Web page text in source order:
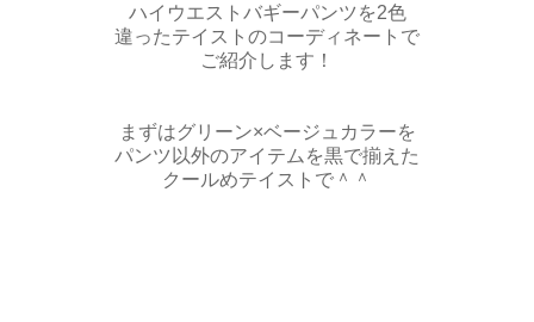
ハイウエストバギーパンツを2色
違ったテイストのコーディネートで
ご紹介します！
まずはグリーン×ベージュカラーを
パンツ以外のアイテムを黒で揃えた
クールめテイストで＾＾